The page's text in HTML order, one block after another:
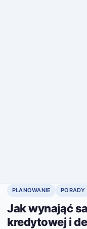
PLANOWANIE PORADY
Jak wynająć
kredytowej i